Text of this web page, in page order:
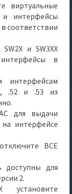
виртуальные
и интерфейсы
в соответствии
и SW3XX
в
интерфейсам
.52 и .53 из
для выдачи
интерфейсе
ВСЕ
доступны для
2.
установите